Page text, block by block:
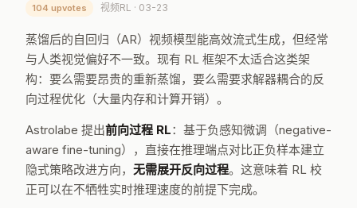
104 upvotes 视频RL · 03-23
蒸馏后的自回归（AR）视频模型能高效流式生成，但经常
与人类视觉偏好不一致。现有 RL 框架不太适合这类架
构：要么需要昂贵的重新蒸馏，要么需要求解器耦合的反
向过程优化（大量内存和计算开销）。
Astrolabe 提出前向过程 RL：基于负感知微调（negative-
aware fine-tuning），直接在推理端点对比正负样本建立
隐式策略改进方向， 无需展开反向过程。这意味着 RL 校
正可以在不牺牲实时推理速度的前提下完成。